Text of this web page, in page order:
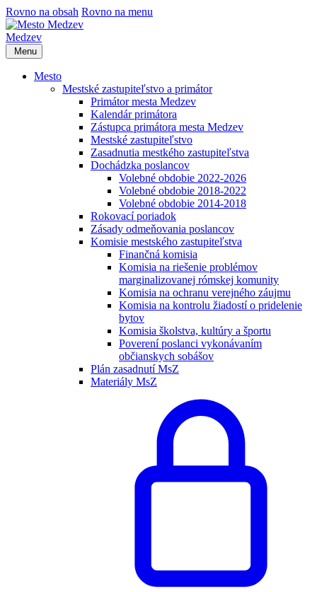
Rovno na obsah Rovno na menu
Medzev
Menu
Mesto
Mestské zastupiteľstvo a primátor
Primátor mesta Medzev
Kalendár primátora
Zástupca primátora mesta Medzev
Mestské zastupiteľstvo
Zasadnutia mestkého zastupiteľstva
Dochádzka poslancov
Volebné obdobie 2022-2026
Volebné obdobie 2018-2022
Volebné obdobie 2014-2018
Rokovací poriadok
Zásady odmeňovania poslancov
Komisie mestského zastupiteľstva
Finančná komisia
Komisia na riešenie problémov
marginalizovanej rómskej komunity
Komisia na ochranu verejného záujmu
Komisia na kontrolu žiadostí o pridelenie
bytov
Komisia školstva, kultúry a športu
Poverení poslanci vykonávaním
občianskych sobášov
Plán zasadnutí MsZ
Materiály MsZ